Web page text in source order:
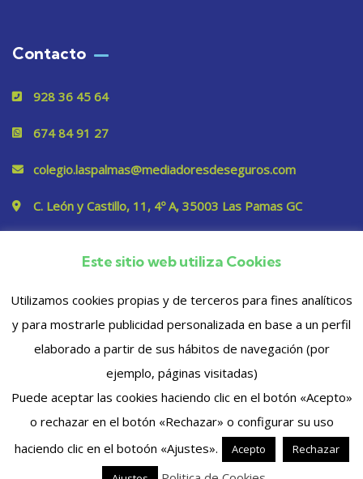
Contacto
928 36 45 64
674 84 91 27
colegio.laspalmas@mediadoresdeseguros.com
C. León y Castillo, 11, 4º A, 35003 Las Pamas GC
Privacidad
© 2023 Copyrights. Todos los derechos reservados
Este sitio web utiliza Cookies
Utilizamos cookies propias y de terceros para fines analíticos
y para mostrarle publicidad personalizada en base a un perfil
elaborado a partir de sus hábitos de navegación (por
ejemplo, páginas visitadas)
Puede aceptar las cookies haciendo clic en el botón «Acepto»
o rechazar en el botón «Rechazar» o configurar su uso
haciendo clic en el botoón «Ajustes».
Acepto
Rechazar